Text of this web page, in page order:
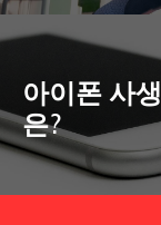
아이폰 사
은?